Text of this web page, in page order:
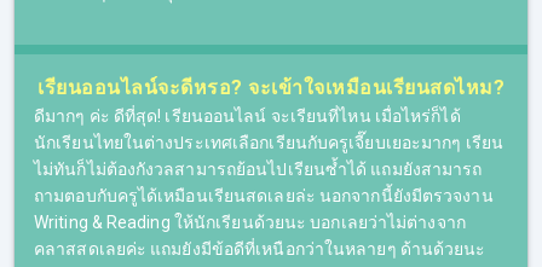
คลิปการสอนได้ผ่านทางออนไลน์ หลังจากที่ผู้เรียนชำระเงิน
เรียบร้อยแล้ว จะสามารถ Log in เข้าระบบเพื่อเรียนออนไลน์ได้
สามารถเลือกเวลาเรียนเองได้ หรือรับชมย้อนหลังได้แบบไม่อั้น
(ภายในระยะเวลาของคอร์ส)
เหมาะสำหรับผู้ที่มีข้อจำกัดในเรื่องของเวลาและในเรื่องของ
การเดินทาง เพราะการเรียน IELTS ออนไลน์ สามารถเรียนได้
ทุกที่ทุกเวลา หากมีอุปกรณ์ที่สามารถเชื่อมต่ออินเตอร์เน็ตได้
เรียนออนไลน์จะดีหรอ? จะเข้าใจเหมือนเรียนสดไหม?​
ดีมากๆ ค่ะ ดีที่สุด! เรียนออนไลน์ จะเรียนที่ไหน เมื่อไหร่ก็ได้
นักเรียนไทยในต่างประเทศเลือกเรียนกับครูเจี๊ยบเยอะมากๆ เรียน
ไม่ทันก็ไม่ต้องกังวลสามารถย้อนไปเรียนซ้ำได้ แถมยังสามารถ
ถามตอบกับครูได้เหมือนเรียนสดเลยล่ะ นอกจากนี้ยังมีตรวจงาน
Writing & Reading ให้นักเรียนด้วยนะ บอกเลยว่าไม่ต่างจาก
คลาสสดเลยค่ะ แถมยังมีข้อดีที่เหนือกว่าในหลายๆ ด้านด้วยนะ